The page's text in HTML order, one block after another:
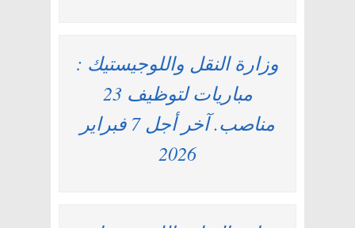
وزارة النقل واللوجيستيك :
مباريات لتوظيف 23
مناصب. آخر أجل 7 فبراير
2026